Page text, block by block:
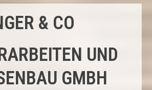
& CO
UND
GMBH